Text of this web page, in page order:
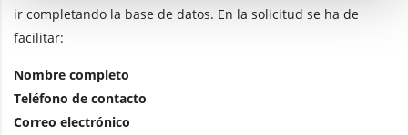
ir completando la base de datos. En la solicitud se ha de
facilitar:
Nombre completo
Teléfono de contacto
Correo electrónico